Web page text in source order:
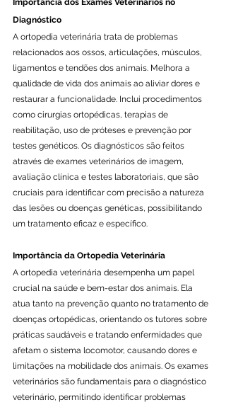
Importância dos Exames Veterinários no
Diagnóstico
A ortopedia veterinária trata de problemas
relacionados aos ossos, articulações, músculos,
ligamentos e tendões dos animais. Melhora a
qualidade de vida dos animais ao aliviar dores e
restaurar a funcionalidade. Inclui procedimentos
como cirurgias ortopédicas, terapias de
reabilitação, uso de próteses e prevenção por
testes genéticos. Os diagnósticos são feitos
através de exames veterinários de imagem,
avaliação clínica e testes laboratoriais, que são
cruciais para identificar com precisão a natureza
das lesões ou doenças genéticas, possibilitando
um tratamento eficaz e específico.
Importância da Ortopedia Veterinária
A ortopedia veterinária desempenha um papel
crucial na saúde e bem-estar dos animais. Ela
atua tanto na prevenção quanto no tratamento de
doenças ortopédicas, orientando os tutores sobre
práticas saudáveis e tratando enfermidades que
afetam o sistema locomotor, causando dores e
limitações na mobilidade dos animais. Os exames
veterinários são fundamentais para o diagnóstico
veterinário, permitindo identificar problemas